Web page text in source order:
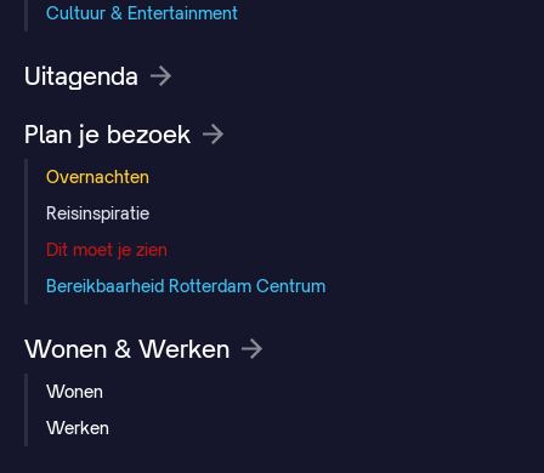
Cultuur & Entertainment
Uitagenda
Plan je bezoek
Overnachten
Reisinspiratie
Dit moet je zien
Bereikbaarheid Rotterdam Centrum
Wonen & Werken
Wonen
Werken